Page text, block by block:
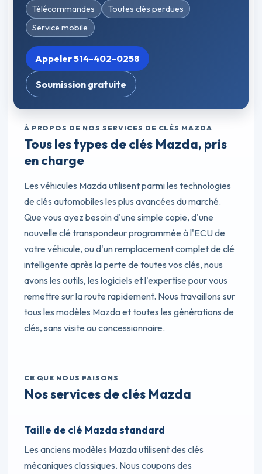
Télécommandes
Toutes clés perdues
Service mobile
Appeler 514-402-0258
Soumission gratuite
À PROPOS DE NOS SERVICES DE CLÉS MAZDA
Tous les types de clés Mazda, pris
en charge
Les véhicules Mazda utilisent parmi les technologies
de clés automobiles les plus avancées du marché.
Que vous ayez besoin d'une simple copie, d'une
nouvelle clé transpondeur programmée à l'ECU de
votre véhicule, ou d'un remplacement complet de clé
intelligente après la perte de toutes vos clés, nous
avons les outils, les logiciels et l'expertise pour vous
remettre sur la route rapidement. Nous travaillons sur
tous les modèles Mazda et toutes les générations de
clés, sans visite au concessionnaire.
CE QUE NOUS FAISONS
Nos services de clés Mazda
Taille de clé Mazda standard
Les anciens modèles Mazda utilisent des clés
mécaniques classiques. Nous coupons des